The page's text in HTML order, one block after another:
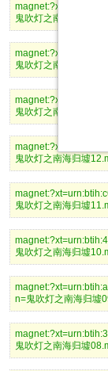
鬼吹灯之南海归墟
鬼吹灯之南海归墟
鬼吹灯之南海归墟
鬼吹灯之南海归墟
鬼吹灯之南海归墟
鬼吹灯之南海归墟
n=鬼吹灯之南海归墟
鬼吹灯之南海归墟